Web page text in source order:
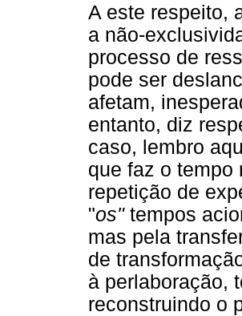
A este respeito,
a não-
processo de
pode ser
afetam,
entanto, diz
caso, lembro
que faz o tempo
repetição de
"os"tempos
mas pela
de
à perlaboração,
reconstruindo o